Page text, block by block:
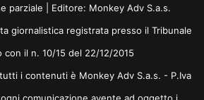
parziale | Editore: Monkey Adv S.a.s.
giornalistica registrata presso il Tribunale
con il n. 10/15 del 22/12/2015
i contenuti è Monkey Adv S.a.s. - P.Iva
comunicazione avente ad oggetto i